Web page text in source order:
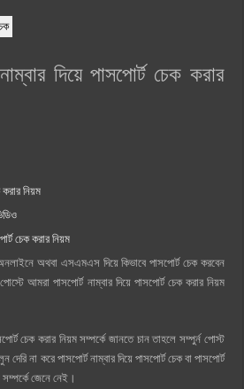
দিয়ে পাসপোর্ট চেক করার
নিয়ম
চেক করার নিয়ম
অথবা এসএমএস দিয়ে কিভাবে পাসপোর্ট চেক করবেন
আমরা পাসপোর্ট নাম্বার দিয়ে পাসপোর্ট চেক করার নিয়ম
চেক করার নিয়ম সম্পর্কে জানতে চান তাহলে সম্পুর্ন পোস্ট
না করে পাসপোর্ট নাম্বার দিয়ে পাসপোর্ট চেক বা পাসপোর্ট
সম্পর্কে জেনে নেই।